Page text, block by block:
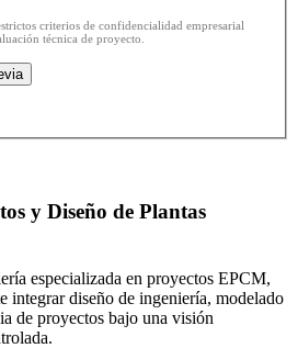
criterios de confidencialidad empresarial
técnica de proyecto.
y Diseño de Plantas
especializada en proyectos EPCM,
integrar diseño de ingeniería, modelado
de proyectos bajo una visión